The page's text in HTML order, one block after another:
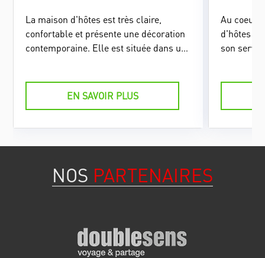
La maison d'hôtes est très claire,
confortable et présente une décoration
contemporaine. Elle est située dans une
EN SAVOIR PLUS
Au coeur
d'hôtes
son
NOS PARTENAIRES